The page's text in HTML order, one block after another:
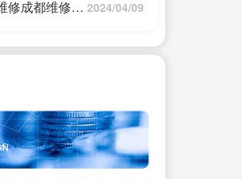
修成都维修点 2024/04/09